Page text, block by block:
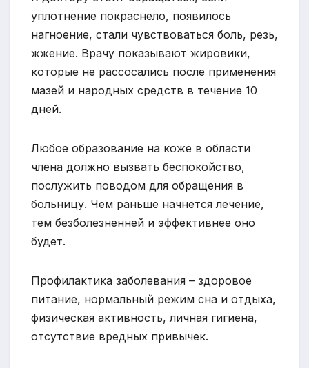
уплотнение покраснело, появилось
нагноение, стали чувствоваться боль, резь,
жжение. Врачу показывают жировики,
которые не рассосались после применения
мазей и народных средств в течение 10
дней.
Любое образование на коже в области
члена должно вызвать беспокойство,
послужить поводом для обращения в
больницу. Чем раньше начнется лечение,
тем безболезненней и эффективнее оно
будет.
Профилактика заболевания – здоровое
питание, нормальный режим сна и отдыха,
физическая активность, личная гигиена,
отсутствие вредных привычек.